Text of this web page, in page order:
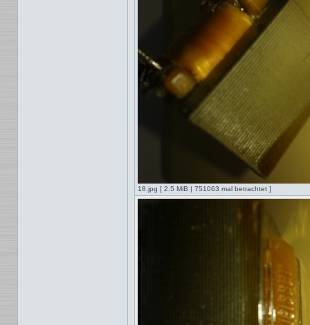
18.jpg [ 2.5 MiB | 751063 mal betrachtet ]